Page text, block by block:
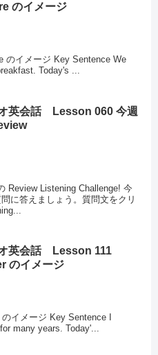
のイメージ
イメージ Key Sentence We
Today's ...
英会話 Lesson 060 今週
Review Listening Challenge! 今
に答えましょう。質問文をクリ
英会話 Lesson 111
のイメージ
イメージ Key Sentence I
many years. Today'...